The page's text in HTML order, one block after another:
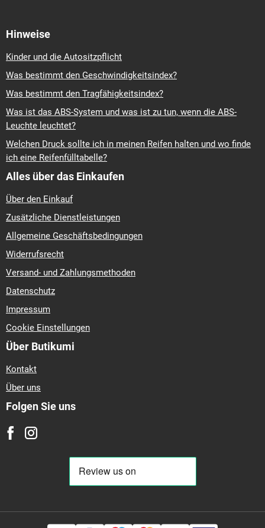
Hinweise
Kinder und die Autositzpflicht
Was bestimmt den Geschwindigkeitsindex?
Was bestimmt den Tragfähigkeitsindex?
Was ist das ABS-System und was ist zu tun, wenn die ABS-
Leuchte leuchtet?
Welchen Druck sollte ich in meinen Reifen halten und wo finde
ich eine Reifenfülltabelle?
Alles über das Einkaufen
Über den Einkauf
Zusätzliche Dienstleistungen
Allgemeine Geschäftsbedingungen
Widerrufsrecht
Versand- und Zahlungsmethoden
Datenschutz
Impressum
Cookie Einstellungen
Über Butikumi
Kontakt
Über uns
Folgen Sie uns